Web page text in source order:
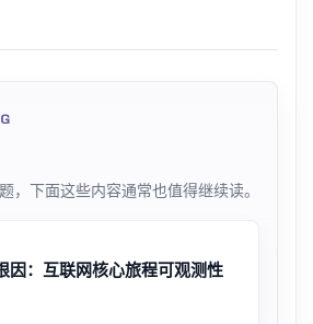
，下面这些内容通常也值得继续读。
因：互联网核心旅程可观测性